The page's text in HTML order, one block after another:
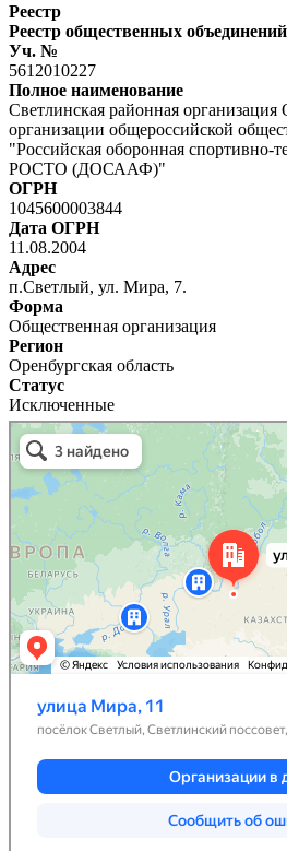
Реестр
Реестр общественных объединений
Уч. №
5612010227
Полное наименование
Светлинская районная организация
организации общероссийской
"Российская оборонная спортивно-
РОСТО (ДОСААФ)"
ОГРН
1045600003844
Дата ОГРН
11.08.2004
Адрес
п.Светлый, ул. Мира, 7.
Форма
Общественная организация
Регион
Оренбургская область
Статус
Исключенные